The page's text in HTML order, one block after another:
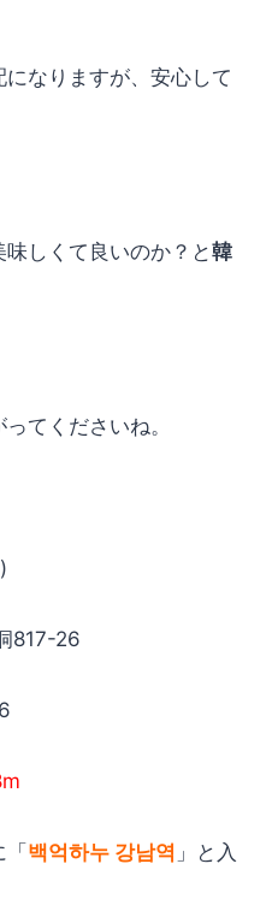
なりますが、安心して
しくて良いのか？と韓
てくださいね。
817-26
백억하누 강남역 」と入